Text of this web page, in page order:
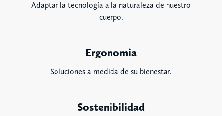
Adaptar la tecnología a la naturaleza de nuestro
cuerpo.
Ergonomia
Soluciones a medida de su bienestar.
Sostenibilidad